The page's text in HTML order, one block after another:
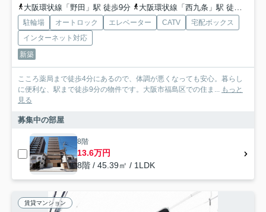
大阪環状線「野田」駅 徒歩9分
大阪環状線「西九条」駅 徒歩9分
駐輪場 オートロック エレベーター CATV
宅配ボックス
インターネット対応
新築
こころ薬局まで徒歩4分にあるので、体調が悪くなっても安心。暮らし
に便利な、駅まで徒歩9分の物件です。大阪市福島区での住ま... もっと
見る
募集中の部屋
8階
13.6万円
8階 / 45.39㎡ / 1LDK
賃貸マンション